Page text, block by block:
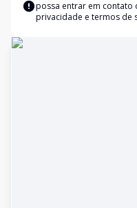
possa entrar em contato
privacidade e termos de